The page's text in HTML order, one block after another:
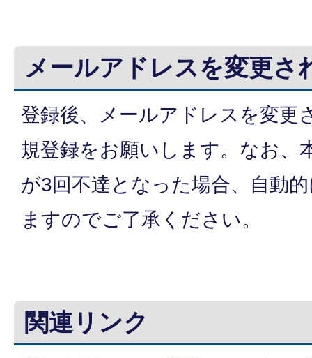
メールアドレスを変更さ
登録後、メールアドレスを変更
規登録をお願いします。なお、
が3回不達となった場合、自動
ますのでご了承ください。
関連リンク